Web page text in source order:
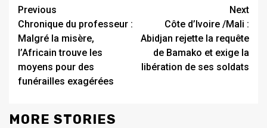
Continue
Reading
Previous
Chronique du professeur :
Malgré la misère,
l’Africain trouve les
moyens pour des
funérailles exagérées
Next
Côte d’Ivoire /Mali :
Abidjan rejette la requête
de Bamako et exige la
libération de ses soldats
MORE STORIES